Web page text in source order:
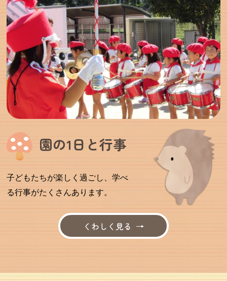
園の1日と行事
子どもたちが楽しく過ごし、学べ
る行事がたくさんあります。
くわしく見る